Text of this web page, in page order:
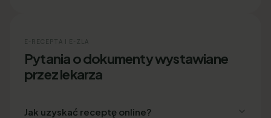
E-RECEPTA I E-ZLA
Pytania o dokumenty wystawiane
przez lekarza
Jak uzyskać receptę online?